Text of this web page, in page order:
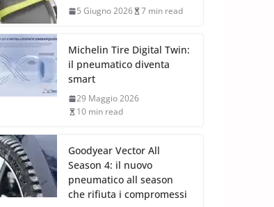
5 Giugno 2026 7 min read
Michelin Tire Digital Twin:
il pneumatico diventa
smart
29 Maggio 2026
10 min read
Goodyear Vector All
Season 4: il nuovo
pneumatico all season
che rifiuta i compromessi